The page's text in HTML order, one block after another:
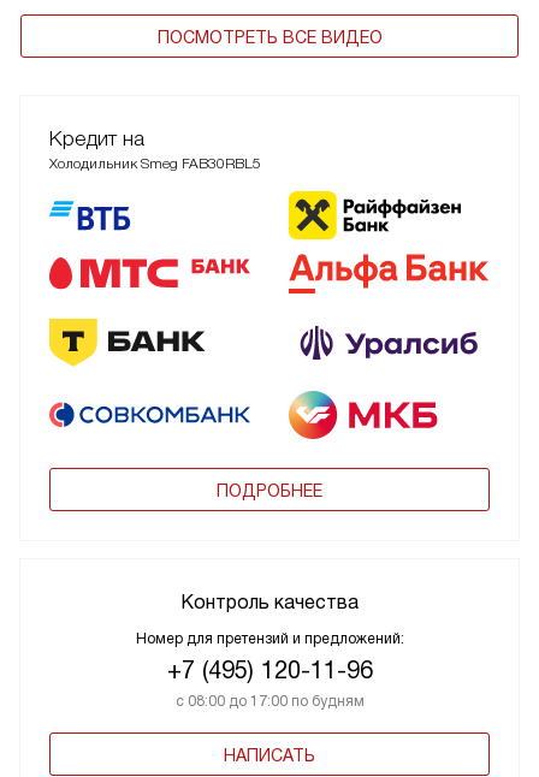
ПОСМОТРЕТЬ ВСЕ ВИДЕО
Кредит на
Холодильник Smeg FAB30RBL5
ПОДРОБНЕЕ
Контроль качества
Номер для претензий и предложений:
+7 (495) 120-11-96
с 08:00 до 17:00 по будням
НАПИСАТЬ